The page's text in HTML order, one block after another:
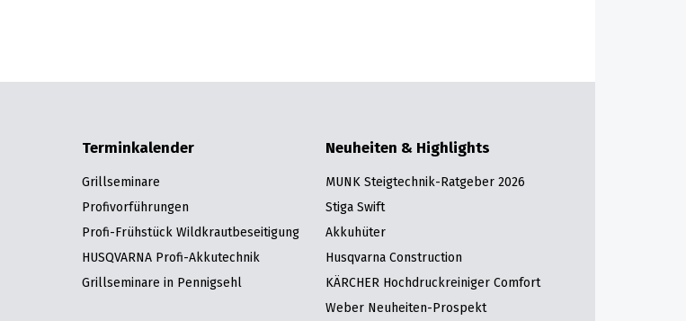
Terminkalender
Grillseminare
Profivorführungen
Profi-Frühstück Wildkrautbeseitigung
HUSQVARNA Profi-Akkutechnik
Grillseminare in Pennigsehl
Neuheiten & Highlights
MUNK Steigtechnik-Ratgeber 2026
Stiga Swift
Akkuhüter
Husqvarna Construction
KÄRCHER Hochdruckreiniger Comfort
Weber Neuheiten-Prospekt